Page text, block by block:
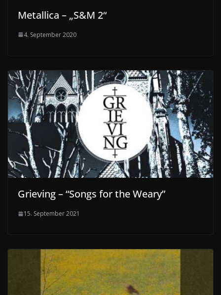
Metallica – „S&M 2“
4. September 2020
Grieving – “Songs for the Weary”
15. September 2021